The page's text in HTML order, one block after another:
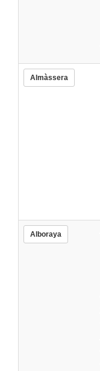
Almàssera
Alboraya